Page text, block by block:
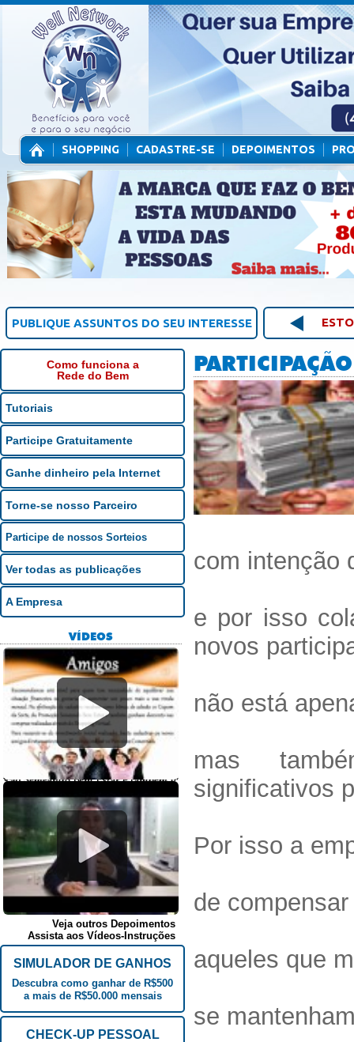
SHOPPING CADASTRE-SE DEPOIMENTOS
CONTATO
PUBLIQUE ASSUNTOS DO SEU INTERESSE
Como funciona a
Rede do Bem
Tutoriais
Participe Gratuitamente
Ganhe dinheiro pela Internet
Torne-se nosso Parceiro
Participe de nossos Sorteios
Ver todas as publicações
A Empresa
VÍDEOS
Veja outros Depoimentos
Assista aos Vídeos-Instruções
SIMULADOR DE GANHOS
Descubra como ganhar de R$500
a mais de R$50.000 mensais
CHECK-UP PESSOAL
com intenção
e por isso
novos
não está
mas
significativos
Por isso a
de
aqueles que
se